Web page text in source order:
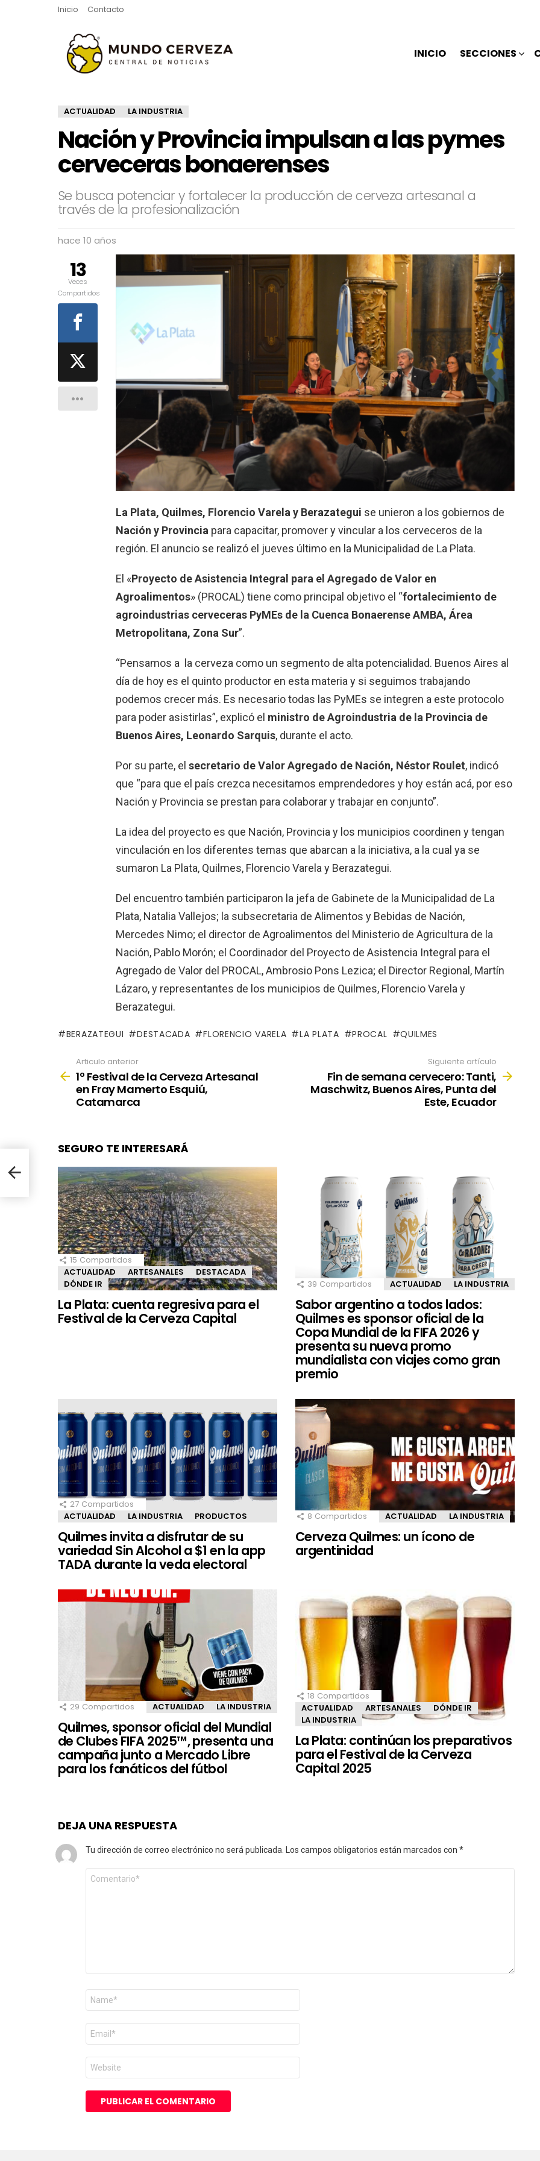
Inicio Contacto
INICIO SECCIONES
ACTUALIDAD LA INDUSTRIA
Nación y Provincia impulsan a las pymes
cerveceras bonaerenses
Se busca potenciar y fortalecer la producción de cerveza artesanal a
través de la profesionalización
hace 10 años
La Plata, Quilmes, Florencio Varela y Berazategui se unieron a los gobiernos de
Nación y Provincia para capacitar, promover y vincular a los cerveceros de la
región. El anuncio se realizó el jueves último en la Municipalidad de La Plata.
El «Proyecto de Asistencia Integral para el Agregado de Valor en
Agroalimentos» (PROCAL) tiene como principal objetivo el “fortalecimiento de
agroindustrias cerveceras PyMEs de la Cuenca Bonaerense AMBA, Área
Metropolitana, Zona Sur”.
“Pensamos a la cerveza como un segmento de alta potencialidad. Buenos Aires al
día de hoy es el quinto productor en esta materia y si seguimos trabajando
podemos crecer más. Es necesario todas las PyMEs se integren a este protocolo
para poder asistirlas”, explicó el ministro de Agroindustria de la Provincia de
Buenos Aires, Leonardo Sarquis, durante el acto.
Por su parte, el secretario de Valor Agregado de Nación, Néstor Roulet, indicó
que “para que el país crezca necesitamos emprendedores y hoy están acá, por eso
Nación y Provincia se prestan para colaborar y trabajar en conjunto”.
La idea del proyecto es que Nación, Provincia y los municipios coordinen y tengan
vinculación en los diferentes temas que abarcan a la iniciativa, a la cual ya se
sumaron La Plata, Quilmes, Florencio Varela y Berazategui.
Del encuentro también participaron la jefa de Gabinete de la Municipalidad de La
Plata, Natalia Vallejos; la subsecretaria de Alimentos y Bebidas de Nación,
Mercedes Nimo; el director de Agroalimentos del Ministerio de Agricultura de la
Nación, Pablo Morón; el Coordinador del Proyecto de Asistencia Integral para el
Agregado de Valor del PROCAL, Ambrosio Pons Lezica; el Director Regional, Martín
Lázaro, y representantes de los municipios de Quilmes, Florencio Varela y
Berazategui.
13
Veces
Compartidos
BERAZATEGUI DESTACADA FLORENCIO VARELA LA PLATA PROCAL QUILMES
more
Articulo anterior
1º Festival de la Cerveza Artesanal
en Fray Mamerto Esquiú,
Catamarca
Siguiente artículo
Fin de semana cervecero: Tanti,
Maschwitz, Buenos Aires, Punta del
Este, Ecuador
SEGURO TE INTERESARÁ
15 Compartidos
ACTUALIDAD
ARTESANALES
DESTACADA
DÓNDE IR
La Plata: cuenta regresiva para el
Festival de la Cerveza Capital
39 Compartidos ACTUALIDAD LA INDUSTRIA
Sabor argentino a todos lados:
Quilmes es sponsor oficial de la
Copa Mundial de la FIFA 2026 y
presenta su nueva promo
mundialista con viajes como gran
premio
27 Compartidos
ACTUALIDAD
LA INDUSTRIA PRODUCTOS
Quilmes invita a disfrutar de su
variedad Sin Alcohol a $1 en la app
TADA durante la veda electoral
8 Compartidos ACTUALIDAD LA INDUSTRIA
Cerveza Quilmes: un ícono de
argentinidad
29 Compartidos ACTUALIDAD LA INDUSTRIA
Quilmes, sponsor oficial del Mundial
de Clubes FIFA 2025™, presenta una
campaña junto a Mercado Libre
para los fanáticos del fútbol
18 Compartidos
ACTUALIDAD
ARTESANALES
DÓNDE IR
LA INDUSTRIA
La Plata: continúan los preparativos
para el Festival de la Cerveza
Capital 2025
DEJA UNA RESPUESTA
Tu dirección de correo electrónico no será publicada. Los campos obligatorios están marcados con *
Comentario
Nombre
Correo
electrónico
*
Web